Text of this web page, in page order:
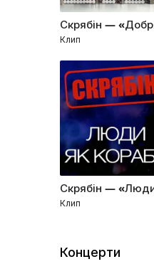
Скрябін —
Клип
Скрябін —
Клип
Концерти